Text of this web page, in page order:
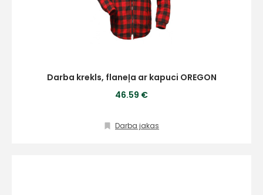
Darba krekls, flaneļa ar kapuci OREGON
46.59 €
Darba jakas